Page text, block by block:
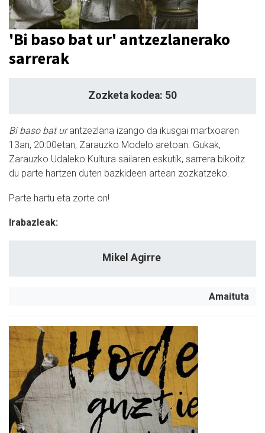
'Bi baso bat ur' antzezlanerako
sarrerak
Zozketa kodea: 50
Bi baso bat urantzezlana izango da ikusgai martxoaren
13an, 20:00etan, Zarauzko Modelo aretoan. Gukak,
Zarauzko Udaleko Kultura sailaren eskutik, sarrera bikoitz
du parte hartzen duten bazkideen artean zozkatzeko.
Parte hartu eta zorte on!
Irabazleak:
Mikel Agirre
Amaituta